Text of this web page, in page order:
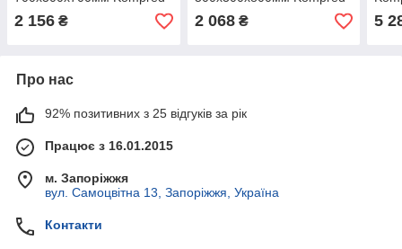
OL466/5
2 156 ₴
OL466
2 068₴ 5
Про нас
92% позитивних з 25 відгуків за рік
Працює з 16.01.2015
м. Запоріжжя
вул. Самоцвітна 13, Запоріжжя, Україна
Контакти